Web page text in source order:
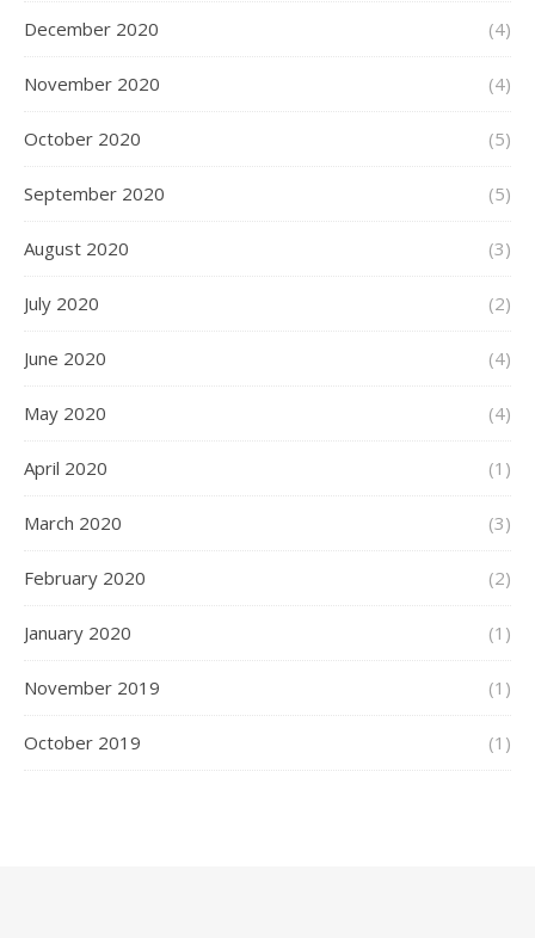
December 2020 (4)
November 2020 (4)
October 2020 (5)
September 2020 (5)
August 2020 (3)
July 2020 (2)
June 2020 (4)
May 2020 (4)
April 2020 (1)
March 2020 (3)
February 2020 (2)
January 2020 (1)
November 2019 (1)
October 2019 (1)